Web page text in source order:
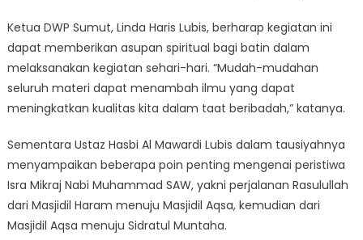
Ketua DWP Sumut, Linda Haris Lubis, berharap kegiatan ini
dapat memberikan asupan spiritual bagi batin dalam
melaksanakan kegiatan sehari-hari. “Mudah-mudahan
seluruh materi dapat menambah ilmu yang dapat
meningkatkan kualitas kita dalam taat beribadah,” katanya.
Sementara Ustaz Hasbi Al Mawardi Lubis dalam tausiyahnya
menyampaikan beberapa poin penting mengenai peristiwa
Isra Mikraj Nabi Muhammad SAW, yakni perjalanan Rasulullah
dari Masjidil Haram menuju Masjidil Aqsa, kemudian dari
Masjidil Aqsa menuju Sidratul Muntaha.